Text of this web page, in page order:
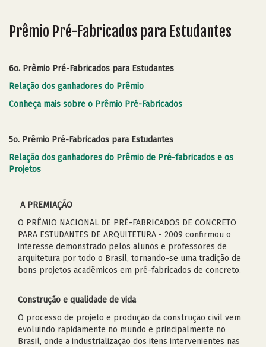
Prêmio Pré-Fabricados para Estudantes
6o. Prêmio Pré-Fabricados para Estudantes
Relação dos ganhadores do Prêmio
Conheça mais sobre o Prêmio Pré-Fabricados
5o. Prêmio Pré-Fabricados para Estudantes
Relação dos ganhadores do Prêmio de Pré-fabricados e os
Projetos
A PREMIAÇÃO
O PRÊMIO NACIONAL DE PRÉ-FABRICADOS DE CONCRETO
PARA ESTUDANTES DE ARQUITETURA - 2009 confirmou o
interesse demonstrado pelos alunos e professores de
arquitetura por todo o Brasil, tornando-se uma tradição de
bons projetos acadêmicos em pré-fabricados de concreto.
Construção e qualidade de vida
O processo de projeto e produção da construção civil vem
evoluindo rapidamente no mundo e principalmente no
Brasil, onde a industrialização dos itens intervenientes nas